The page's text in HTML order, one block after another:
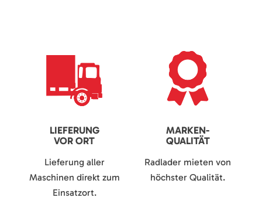
LIEFERUNG
VOR ORT
Lieferung aller
Maschinen direkt zum
Einsatzort.
MARKEN-
QUALITÄT
Radlader mieten von
höchster Qualität.